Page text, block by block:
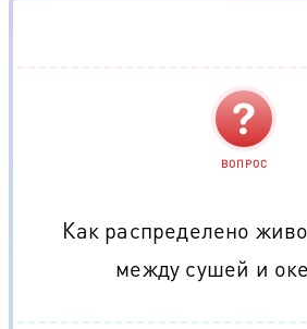
ВОПРОС
Как распределено
между сушей и